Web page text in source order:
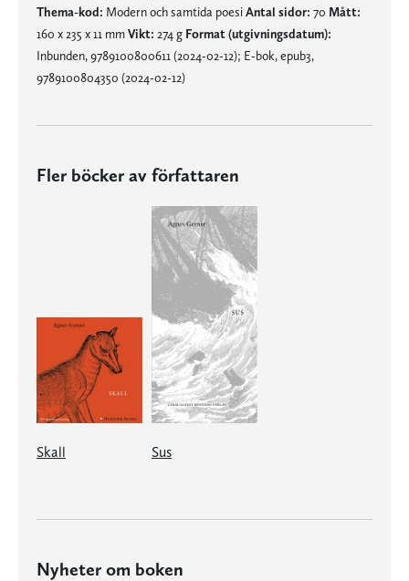
Thema-kod: Modern och samtida poesiAntal sidor: 70 Mått:
160 x 235 x 11 mmVikt: 274 g Format (utgivningsdatum):
Inbunden, 9789100800611 (2024-02-12); E-bok, epub3,
9789100804350 (2024-02-12)
Fler böcker av författaren
Skall Sus
Nyheter om boken